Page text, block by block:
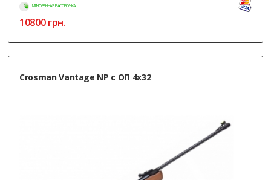
МГНОВЕННАЯ РАССРОЧКА
10800грн.
Crosman Vantage NP с ОП 4x32